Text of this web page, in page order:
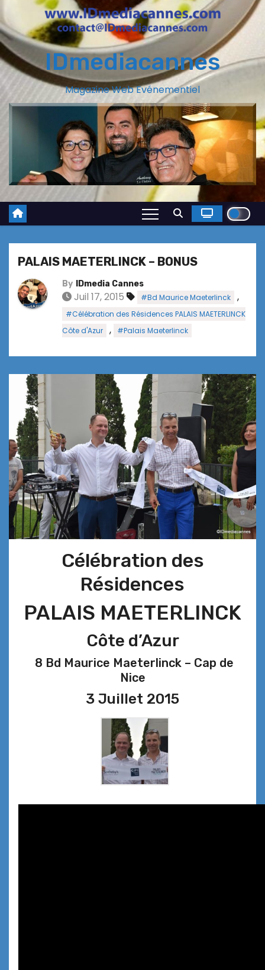
IDmediacannes
Magazine Web Evénementiel
PALAIS MAETERLINCK – BONUS
By IDmedia Cannes
Juil 17, 2015 #Bd Maurice Maeterlinck ,
#Célébration des Résidences PALAIS MAETERLINCK
Côte d'Azur
, #Palais Maeterlinck
Célébration des
Résidences
PALAIS MAETERLINCK
Côte d’Azur
8 Bd Maurice Maeterlinck – Cap de
Nice
3 Juillet 2015